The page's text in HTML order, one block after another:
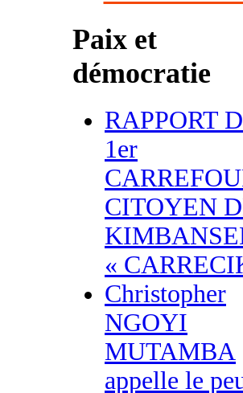
Paix et
démocratie
RAPPORT
1er
CITOYEN
«
Christopher
NGOYI
MUTAMBA
appelle le